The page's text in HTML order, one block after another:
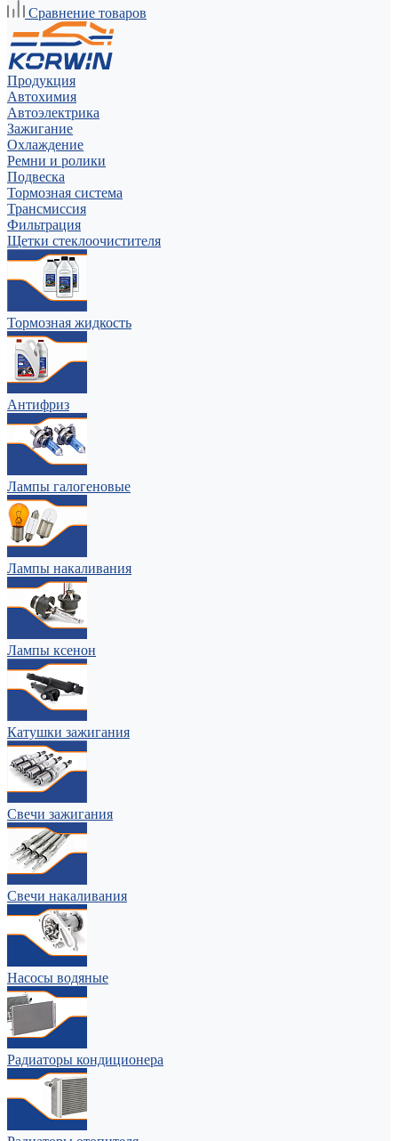
Сравнение товаров
Продукция
Автохимия
Автоэлектрика
Зажигание
Охлаждение
Ремни и ролики
Подвеска
Тормозная система
Трансмиссия
Фильтрация
Щетки стеклоочистителя
Тормозная жидкость
Антифриз
Лампы галогеновые
Лампы накаливания
Лампы ксенон
Катушки зажигания
Свечи зажигания
Свечи накаливания
Насосы водяные
Радиаторы кондиционера